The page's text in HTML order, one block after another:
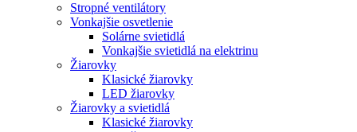
Stropné ventilátory
Vonkajšie osvetlenie
Solárne svietidlá
Vonkajšie svietidlá na elektrinu
Žiarovky
Klasické žiarovky
LED žiarovky
Žiarovky a svietidlá
Klasické žiarovky